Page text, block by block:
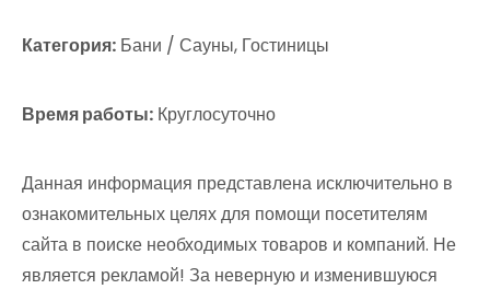
Категория: Бани / Сауны, Гостиницы
Время работы: Круглосуточно
Данная информация представлена исключительно в
ознакомительных целях для помощи посетителям
сайта в поиске необходимых товаров и компаний. Не
является рекламой! За неверную и изменившуюся